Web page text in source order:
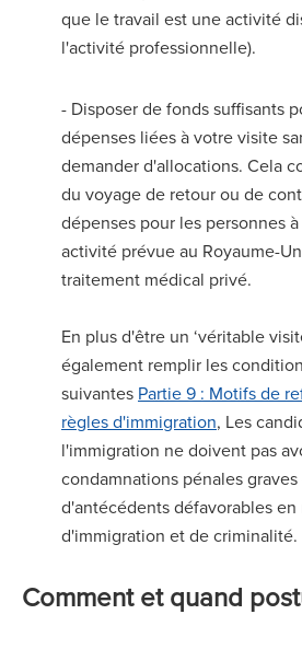
que le travail est une activité
l'activité professionnelle).
- Disposer de fonds suffisants
dépenses liées à votre visite
demander d'allocations. Cela
du voyage de retour ou de
dépenses pour les personnes
activité prévue au Royaume-
traitement médical privé.
En plus d'être un ‘véritable
également remplir les
suivantes Partie 9 : Motifs de
règles d'immigration, Les
l'immigration ne doivent pas
condamnations pénales
d'antécédents défavorables en
d'immigration et de criminalité.
Comment et quand